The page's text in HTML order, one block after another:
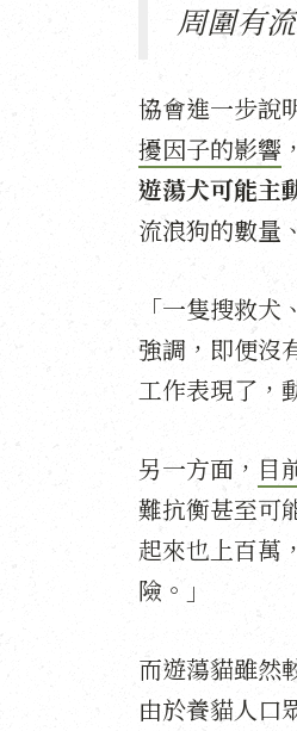
周圍有
協會進一步說
擾因子的影響
遊蕩犬可能主
流浪狗的數量
「一隻搜救
強調，即便沒
工作表現了，
另一方面， 目
難抗衡甚至可
起來也上百萬
險。」
而遊蕩貓雖然
由於養貓人口